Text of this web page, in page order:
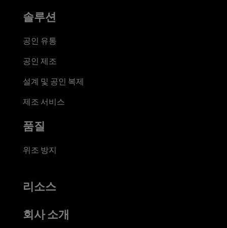
솔루션
공인 유통
공인 제조
설계 및 공인 복제
제조 서비스
품질
위조 방지
리소스
회사 소개